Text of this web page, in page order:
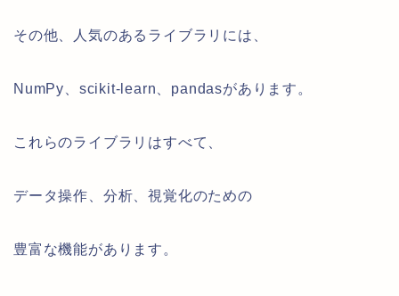
その他、人気のあるライブラリには、
NumPy、scikit-learn、pandasがあります。
これらのライブラリはすべて、
データ操作、分析、視覚化のための
豊富な機能があります。